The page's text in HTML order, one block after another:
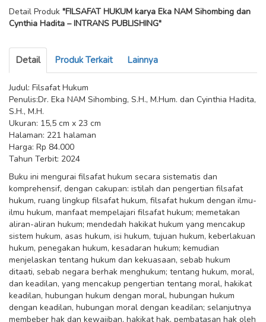
Detail Produk "FILSAFAT HUKUM karya Eka NAM Sihombing dan
Cynthia Hadita – INTRANS PUBLISHING"
Detail Produk Terkait Lainnya
Judul: Filsafat Hukum
Penulis:Dr. Eka NAM Sihombing, S.H., M.Hum. dan Cyinthia Hadita,
S.H., M.H.
Ukuran: 15,5 cm x 23 cm
Halaman: 221 halaman
Harga: Rp 84.000
Tahun Terbit: 2024
Buku ini mengurai filsafat hukum secara sistematis dan
komprehensif, dengan cakupan: istilah dan pengertian filsafat
hukum, ruang lingkup filsafat hukum, filsafat hukum dengan ilmu-
ilmu hukum, manfaat mempelajari filsafat hukum; memetakan
aliran-aliran hukum; mendedah hakikat hukum yang mencakup
sistem hukum, asas hukum, isi hukum, tujuan hukum, keberlakuan
hukum, penegakan hukum, kesadaran hukum; kemudian
menjelaskan tentang hukum dan kekuasaan, sebab hukum
ditaati, sebab negara berhak menghukum; tentang hukum, moral,
dan keadilan, yang mencakup pengertian tentang moral, hakikat
keadilan, hubungan hukum dengan moral, hubungan hukum
dengan keadilan, hubungan moral dengan keadilan; selanjutnya
membeber hak dan kewajiban, hakikat hak, pembatasan hak oleh